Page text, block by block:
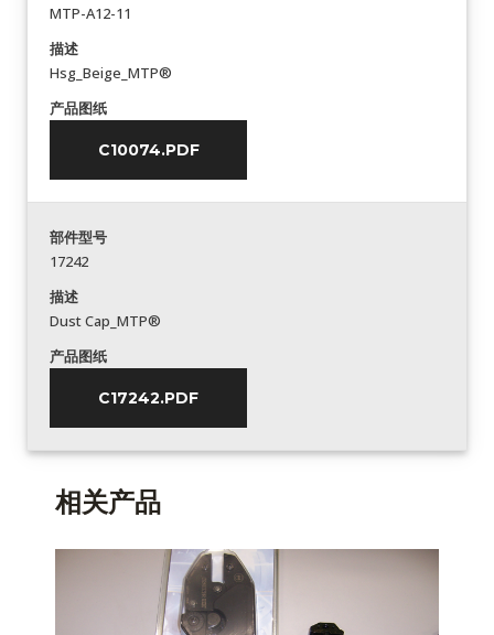
MTP-A12-11
描述
Hsg_Beige_MTP®
产品图纸
C10074.PDF
部件型号
17242
描述
Dust Cap_MTP®
产品图纸
C17242.PDF
相关产品